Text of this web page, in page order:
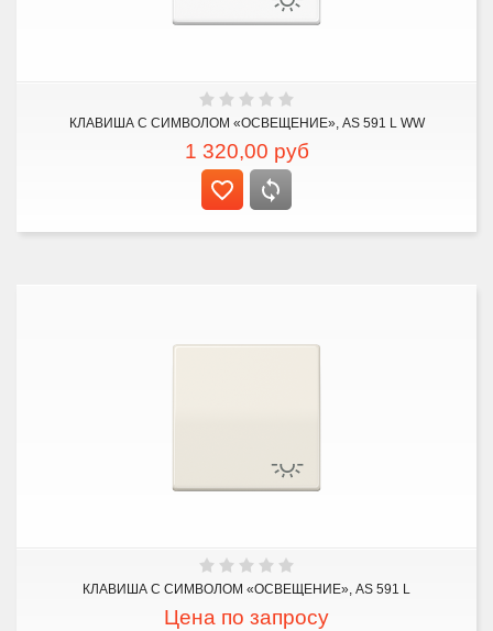
КЛАВИША С СИМВОЛОМ «ОСВЕЩЕНИЕ», AS 591 L WW
1 320,00 руб
КЛАВИША С СИМВОЛОМ «ОСВЕЩЕНИЕ», AS 591 L
Цена по запросу